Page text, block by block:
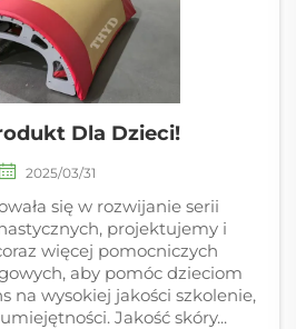
Dla Dzieci!
2025/03/31
się w rozwijanie serii
projektujemy i
więcej pomocniczych
aby pomóc dzieciom
na wysokiej jakości szkolenie,
Jakość skóry...